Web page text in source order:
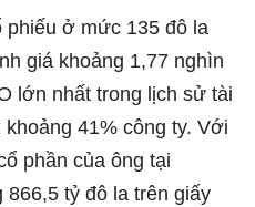
phiếu ở mức 135 đô la
giá khoảng 1,77 nghìn
lớn nhất trong lịch sử tài
41% công ty. Với
phần của ông tại
866,5 tỷ đô la trên giấy